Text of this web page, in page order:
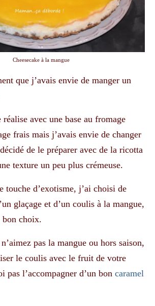
Cheesecake à la mangue
que j’avais envie de manger un
avec une base au fromage
frais mais j’avais envie de changer
de le préparer avec de la ricotta
texture un peu plus crémeuse.
touche d’exotisme, j’ai choisi de
glaçage et d’un coulis à la mangue,
bon choix.
pas la mangue ou hors saison,
le coulis avec le fruit de votre
pas l’accompagner d’un bon caramel